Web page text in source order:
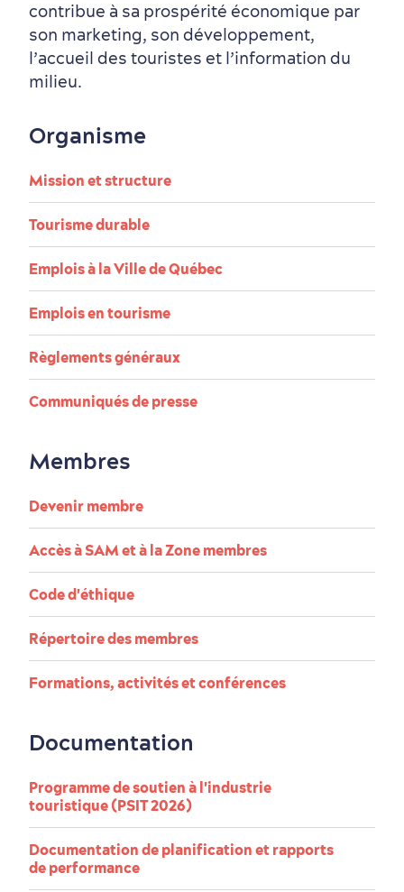
Autour du centre-ville
Périphérie de la ville
Tourisme responsable
Saisons et climat
Activités en été
Activités en hiver
Événements
Histoire vivante
Culture animée
dans le Vieux-Québec
en amoureux
au petit-déjeuner
écoresponsable
Hôtels écologiques
Centres de villégiature
Rabais hôtels
Magazine Québec cité
Informations pratiques
Compensation carbone
contribue à sa prospérité économique par
son marketing, son développement,
l’accueil des touristes et l’information du
milieu.
Organisme
Mission et structure
Tourisme durable
Emplois à la Ville de Québec
Emplois en tourisme
Règlements généraux
Communiqués de presse
Membres
Devenir membre
Accès à SAM et à la Zone membres
Code d'éthique
Répertoire des membres
Formations, activités et conférences
Documentation
Programme de soutien à l'industrie
touristique (PSIT 2026)
Documentation de planification et rapports
de performance